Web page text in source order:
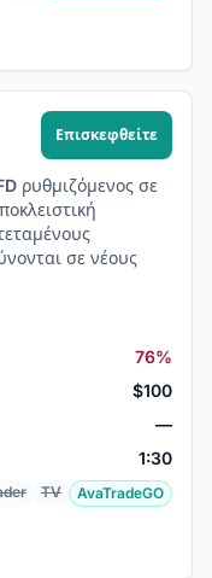
Επισκεφθείτε
ρυθμιζόμενος σε
σε νέους
76%
$100
—
1:30
TV AvaTradeGO